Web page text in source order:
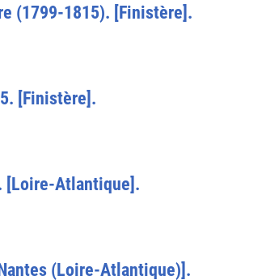
(1799-1815). [Finistère].
[Finistère].
[Loire-Atlantique].
(Loire-Atlantique)].